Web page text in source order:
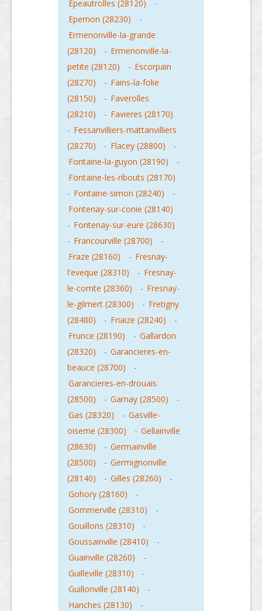
Epeautrolles (28120)
-
Epernon (28230)
-
Ermenonville-la-grande
(28120)
- Ermenonville-la-
petite (28120)
- Escorpain
(28270)
- Fains-la-folie
(28150)
- Faverolles
(28210)
- Favieres (28170)
- Fessanvilliers-mattanvilliers
(28270)
- Flacey (28800)
-
Fontaine-la-guyon (28190)
-
Fontaine-les-ribouts (28170)
- Fontaine-simon (28240)
-
Fontenay-sur-conie (28140)
- Fontenay-sur-eure (28630)
- Francourville (28700)
-
Fraze (28160)
- Fresnay-
l'eveque (28310)
- Fresnay-
le-comte (28360)
- Fresnay-
le-gilmert (28300)
- Fretigny
(28480)
- Friaize (28240)
-
Frunce (28190)
- Gallardon
(28320)
- Garancieres-en-
beauce (28700)
-
Garancieres-en-drouais
(28500)
- Garnay (28500)
-
Gas (28320)
- Gasville-
oiseme (28300)
- Gellainville
(28630)
- Germainville
(28500)
- Germignonville
(28140)
- Gilles (28260)
-
Gohory (28160)
-
Gommerville (28310)
-
Gouillons (28310)
-
Goussainville (28410)
-
Guainville (28260)
-
Guilleville (28310)
-
Guillonville (28140)
-
Hanches (28130)
-